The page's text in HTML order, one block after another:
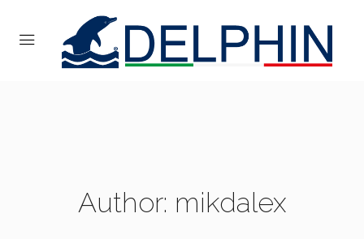
Author: mikdalex